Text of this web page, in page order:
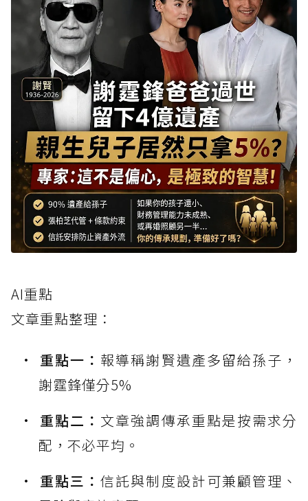
AI重點
文章重點整理：
重點一： 報導稱謝賢遺產多留給孫子，
謝霆鋒僅分5%
重點二： 文章強調傳承重點是按需求分
配，不必平均。
重點三：信託與制度設計可兼顧管理、